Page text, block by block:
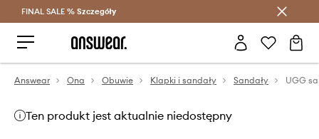
Oszczędzaj z Answear Club >
FINAL SALE % Szczegóły
Answear Ona Obuwie Klapki i sandały Sandały
Ten produkt jest aktualnie niedostępny